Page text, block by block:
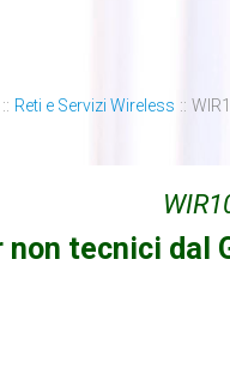
:: Reti e Servizi Wireless ::
tecnici dal